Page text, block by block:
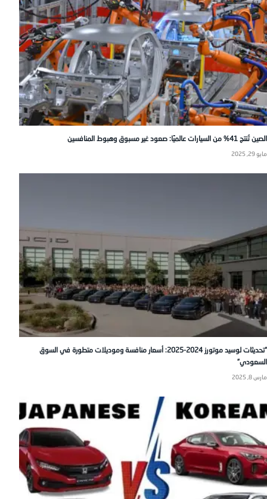
الصين تُنتج 41% من السيارات عالميًا: صعود غير مسبوق وهبوط المنافسين
مايو 29, 2025
“تحديثات لوسيد موتورز 2024-2025: أسعار منافسة وموديلات متطورة في السوق
السعودي”
مارس 8, 2025